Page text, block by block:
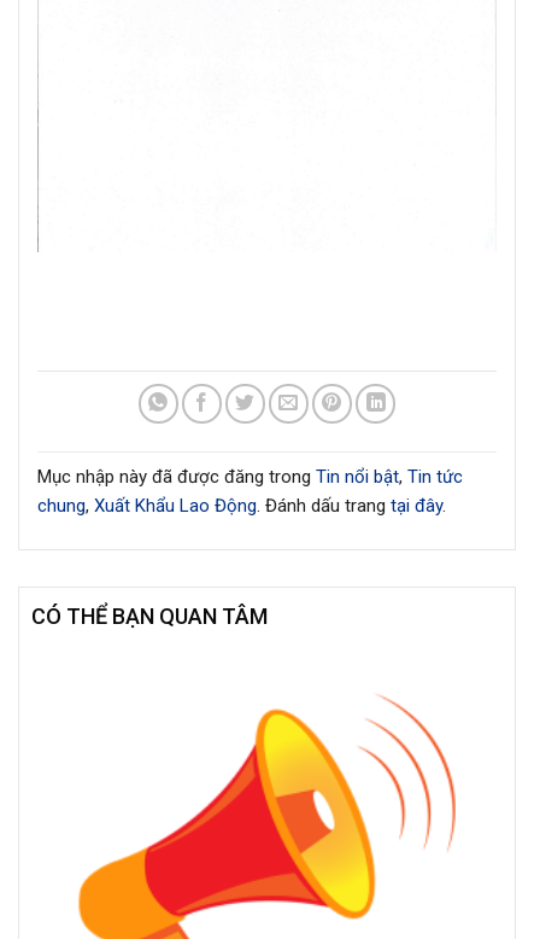
Mục nhập này đã được đăng trong Tin nổi bật, Tin tức
chung, Xuất Khẩu Lao Động. Đánh dấu trang tại đây.
CÓ THỂ BẠN QUAN TÂM